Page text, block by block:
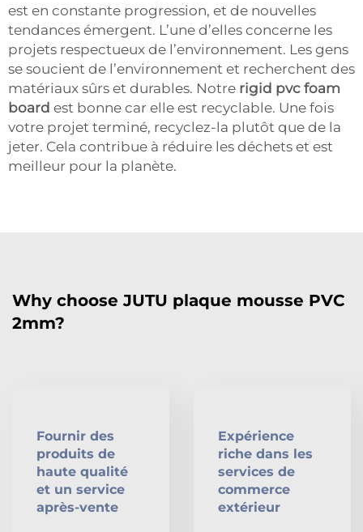
est en constante progression, et de nouvelles
tendances émergent. L’une d’elles concerne les
projets respectueux de l’environnement. Les gens
se soucient de l’environnement et recherchent des
matériaux sûrs et durables. Notre rigid pvc foam
board est bonne car elle est recyclable. Une fois
votre projet terminé, recyclez-la plutôt que de la
jeter. Cela contribue à réduire les déchets et est
meilleur pour la planète.
Why choose JUTU plaque mousse PVC
2mm?
Fournir des
produits de
haute qualité
et un service
après-vente
Expérience
riche dans les
services de
commerce
extérieur